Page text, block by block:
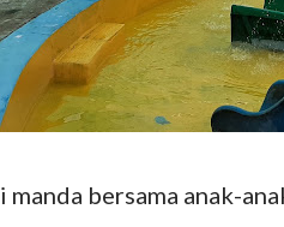
manda bersama anak-